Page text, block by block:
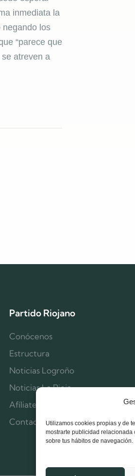
Utilizamos cookies propias y de
mostrarte publicidad
sobre tus hábitos de navegación.
inmediata la
negando los
“parece que
atreven a
Partido Riojano
Conócenos
Estructura
Noticias Logroño
Noticias La Rioja
Afíliate
Contacta